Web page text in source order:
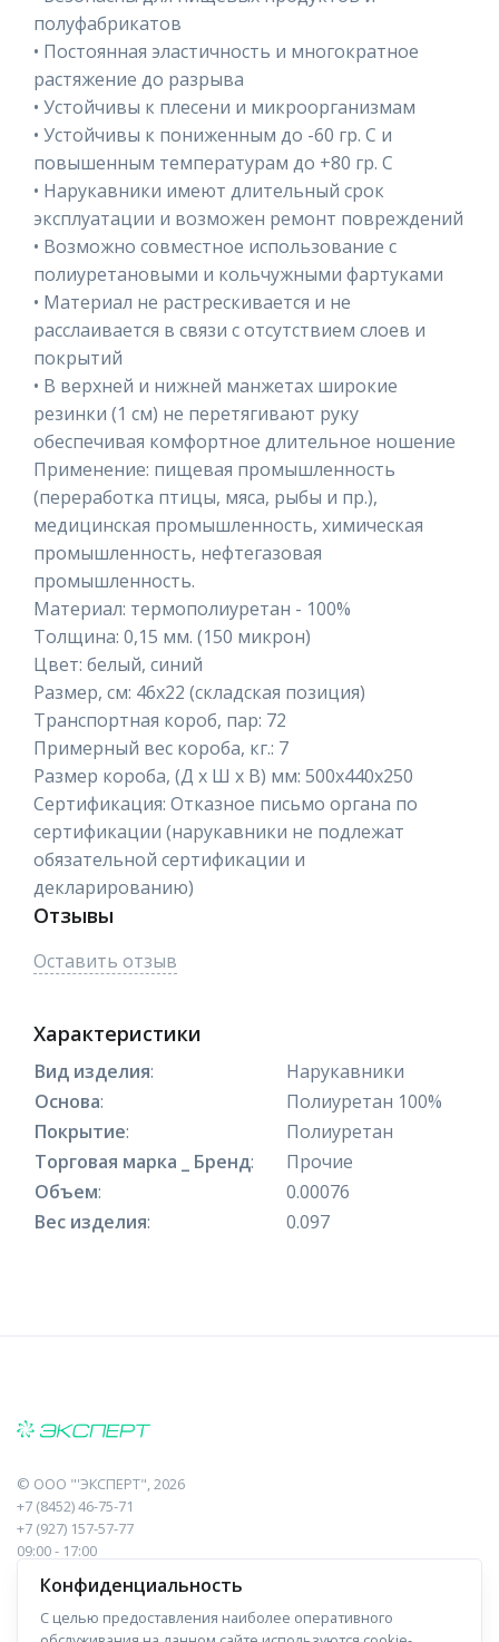
полуфабрикатов
• Постоянная эластичность и многократное
растяжение до разрыва
• Устойчивы к плесени и микроорганизмам
• Устойчивы к пониженным до -60 гр. С и
повышенным температурам до +80 гр. С
• Нарукавники имеют длительный срок
эксплуатации и возможен ремонт повреждений
• Возможно совместное использование с
полиуретановыми и кольчужными фартуками
• Материал не растрескивается и не
расслаивается в связи с отсутствием слоев и
покрытий
• В верхней и нижней манжетах широкие
резинки (1 см) не перетягивают руку
обеспечивая комфортное длительное ношение
Применение: пищевая промышленность
(переработка птицы, мяса, рыбы и пр.),
медицинская промышленность, химическая
промышленность, нефтегазовая
промышленность.
Материал: термополиуретан - 100%
Толщина: 0,15 мм. (150 микрон)
Цвет: белый, синий
Размер, см: 46х22 (складская позиция)
Транспортная короб, пар: 72
Примерный вес короба, кг.: 7
Размер короба, (Д х Ш х В) мм: 500х440х250
Сертификация: Отказное письмо органа по
сертификации (нарукавники не подлежат
обязательной сертификации и
декларированию)
Отзывы
Оставить отзыв
Характеристики
Вид изделия:
Нарукавники
Основа:
Полиуретан 100%
Покрытие:
Полиуретан
Торговая марка _ Бренд:
Прочие
Объем:
0.00076
Вес изделия: 0.097
© ООО "'ЭКСПЕРТ", 2026
+7 (8452) 46-75-71
+7 (927) 157-57-77
09:00 - 17:00
410017, Саратов, Пугачева, 10 к1, оф.23
Навигация Информация
Конфиденциальность
С целью предоставления наиболее оперативного